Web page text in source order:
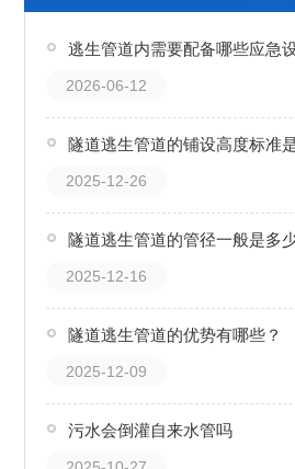
逃生管道内需要配备哪些应急
2026-06-12
隧道逃生管道的铺设高度标准
2025-12-26
隧道逃生管道的管径一般是多
2025-12-16
隧道逃生管道的优势有哪些？
2025-12-09
污水会倒灌自来水管吗